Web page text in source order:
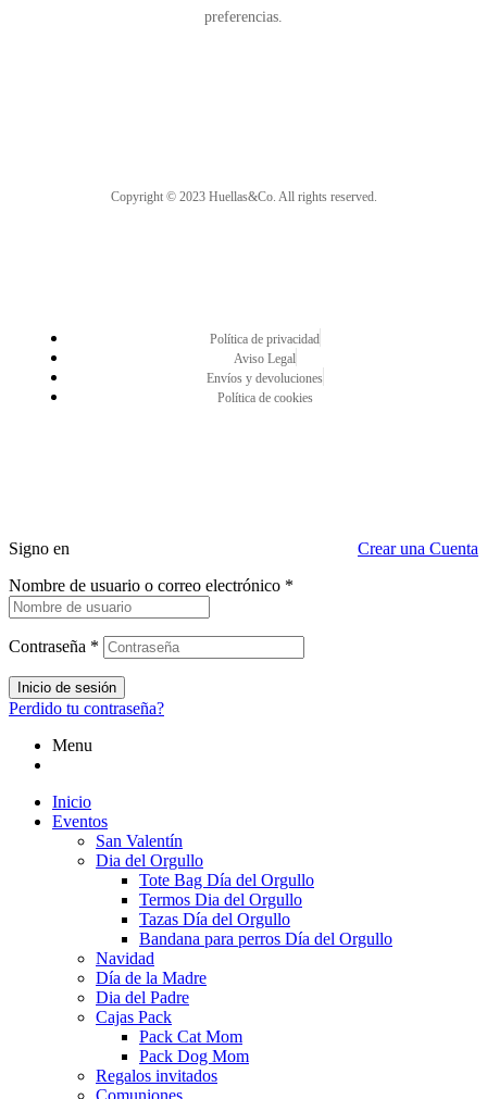
preferencias.
Copyright © 2023 Huellas&Co. All rights reserved.
Política de privacidad
Aviso Legal
Envíos y devoluciones
Política de cookies
Signo en
Crear una Cuenta
Nombre de usuario o correo electrónico *
Contraseña *
Inicio de sesión
Perdido tu contraseña?
Menu
Inicio
Eventos
San Valentín
Dia del Orgullo
Tote Bag Día del Orgullo
Termos Dia del Orgullo
Tazas Día del Orgullo
Bandana para perros Día del Orgullo
Navidad
Día de la Madre
Dia del Padre
Cajas Pack
Pack Cat Mom
Pack Dog Mom
Regalos invitados
Comuniones